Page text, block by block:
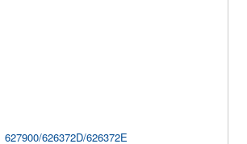
627900/626372D/626372E